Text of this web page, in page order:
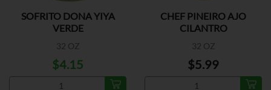
SOFRITO DONA YIYA
VERDE
32 OZ
$4.15
CHEF PINEIRO AJO
CILANTRO
32 OZ
$5.99